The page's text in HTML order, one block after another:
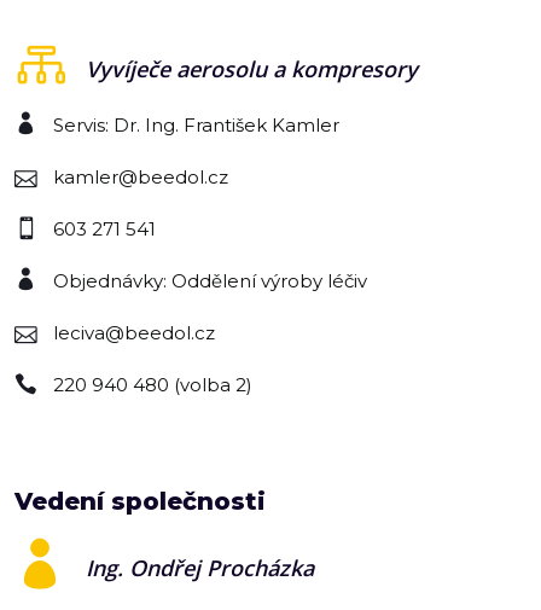
Vyvíječe aerosolu a kompresory
Servis: Dr. Ing. František Kamler
kamler@beedol.cz
603 271 541
Objednávky: Oddělení výroby léčiv
leciva@beedol.cz
220 940 480 (volba 2)
Vedení společnosti
Ing. Ondřej Procházka